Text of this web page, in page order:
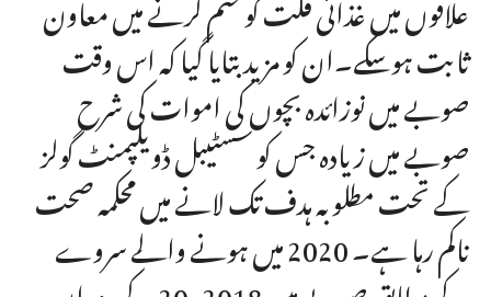
ثابت ہوسکے۔ان کو مزید بتایا گیا کہ اس وقت
صوبے میں نوزائدہ بچوں کی اموات کی شرح
صوبے میں زیادہ جس کو سسٹیبل ڈویلپمنٹ گولز
کے تحت مطلوبہ ہدف تک لانے میں محکمہ صحت
ناکم رہا ہے۔ 2020 میں ہونے والے سروے